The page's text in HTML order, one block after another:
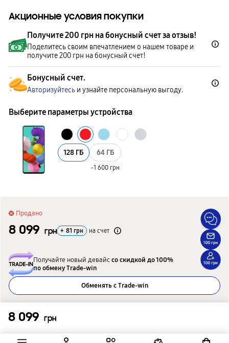
Акционные условия покупки
Получите 200 грн на бонусный счет за отзыв!
Поделитесь своим впечатлением о нашем товаре и
получите 200 грн на бонусный счет!
Бонусный счет.
Авторизуйтесь и узнайте персональную выгоду.
Выберите параметры устройства
128 ГБ 64 ГБ
-1 600 грн
Продано
8 099 грн + 81 грн на счет
Получайте новый девайссо скидкой до 100%
по обмену Trade-win
Обменять с Trade-win
Подобрать альтернативную модель
Подобрать
8 099 грн